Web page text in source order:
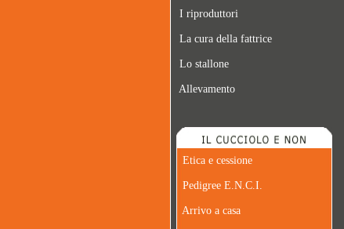
I riproduttori
La cura della fattrice
Lo stallone
Allevamento
Etica e cessione
Pedigree E.N.C.I.
Arrivo a casa